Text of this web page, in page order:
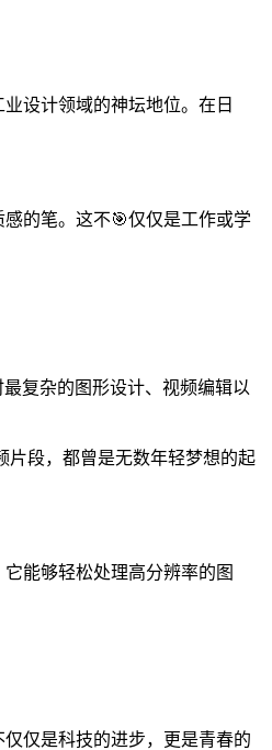
设计领域的神坛地位。在日
的笔。这不🎯仅仅是工作或学
复杂的图形设计、视频编辑以
片段，都曾是无数年轻梦想的起
能够轻松处理高分辨率的图
仅是科技的进步，更是青春的